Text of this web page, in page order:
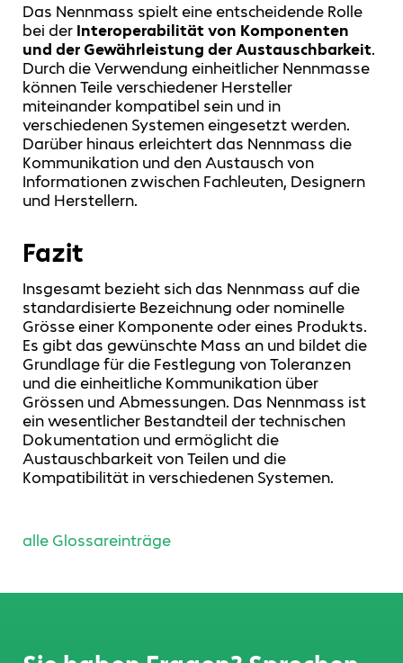
Das Nennmass spielt eine entscheidende Rolle
bei der Interoperabilität von Komponenten
und der Gewährleistung der Austauschbarkeit.
Durch die Verwendung einheitlicher Nennmasse
können Teile verschiedener Hersteller
miteinander kompatibel sein und in
verschiedenen Systemen eingesetzt werden.
Darüber hinaus erleichtert das Nennmass die
Kommunikation und den Austausch von
Informationen zwischen Fachleuten, Designern
und Herstellern.
Fazit
Insgesamt bezieht sich das Nennmass auf die
standardisierte Bezeichnung oder nominelle
Grösse einer Komponente oder eines Produkts.
Es gibt das gewünschte Mass an und bildet die
Grundlage für die Festlegung von Toleranzen
und die einheitliche Kommunikation über
Grössen und Abmessungen. Das Nennmass ist
ein wesentlicher Bestandteil der technischen
Dokumentation und ermöglicht die
Austauschbarkeit von Teilen und die
Kompatibilität in verschiedenen Systemen.
alle Glossareinträge